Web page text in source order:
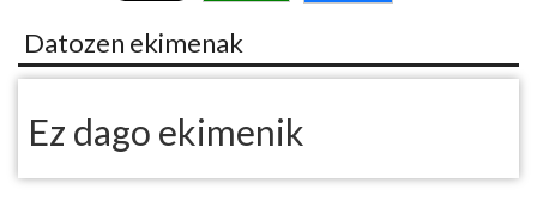
Datozen ekimenak
Ez dago ekimenik